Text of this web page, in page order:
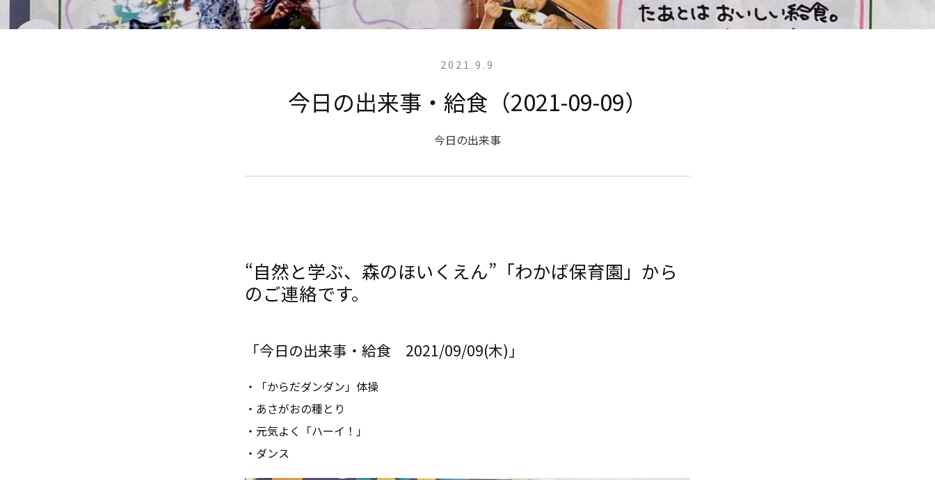
2021.9.9
今日の出来事・給食（2021-09-09）
今日の出来事
“自然と学ぶ、森のほいくえん”「わかば保育園」から
のご連絡です。
「今日の出来事・給食 2021/09/09(木)」
・「からだダンダン」体操
・あさがおの種とり
・元気よく「ハーイ！」
・ダンス